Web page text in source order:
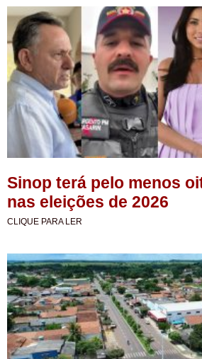
Sinop terá pelo menos
nas eleições de 2026
CLIQUE PARA LER